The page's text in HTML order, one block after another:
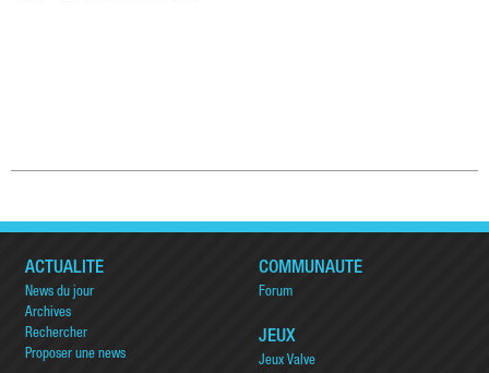
ACTUALITÉ
News du jour
Archives
Rechercher
Proposer une news
COMMUNAUTÉ
Forum
JEUX
Jeux Valve